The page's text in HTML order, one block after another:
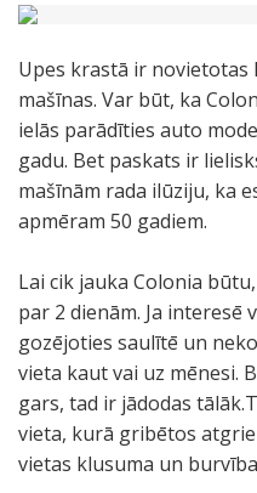
Upes krastā ir novietotas
mašīnas. Var būt, ka
ielās parādīties auto
gadu. Bet paskats ir
mašīnām rada ilūziju, ka
apmēram 50 gadiem.
Lai cik jauka Colonia
par 2 dienām. Ja interesē
gozējoties saulītē un
vieta kaut vai uz mēnesi.
gars, tad ir jādodas
vieta, kurā gribētos
vietas klusuma un